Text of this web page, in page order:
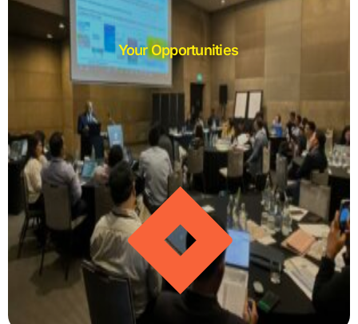
Your Opportunities